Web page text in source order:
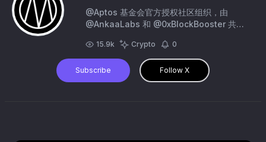
@Aptos 基金会官方授权社区组织，由
@AnkaaLabs 和 @0xBlockBooster 共同
态培养开发者、人才、用户和社区。
15.9k Crypto 0
Subscribe Follow X